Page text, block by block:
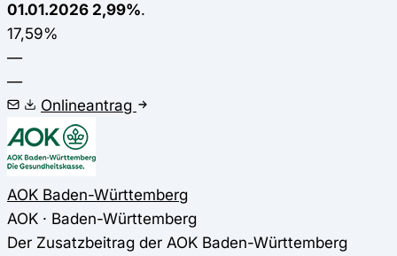
01.01.2026 2,99%.
17,59%
—
—
Onlineantrag
AOK Baden-Württemberg
AOK · Baden-Württemberg
Der Zusatzbeitrag der AOK Baden-Württemberg